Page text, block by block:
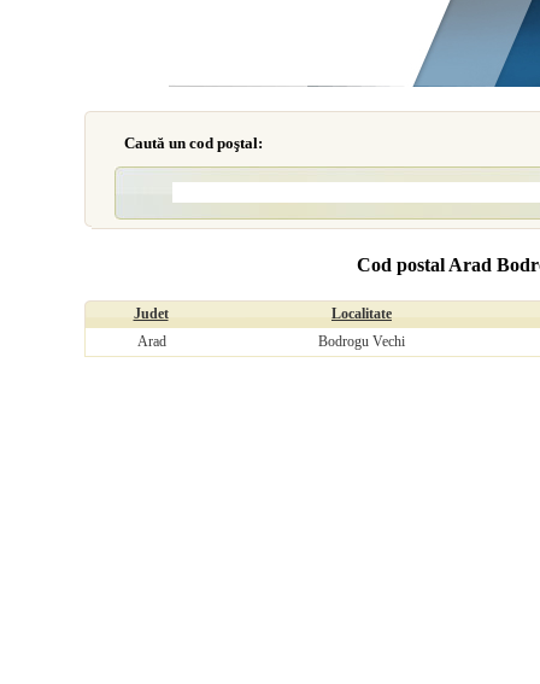
Caută un cod poştal:
Cod postal Arad
Judet
Localitate
Arad
Bodrogu Vechi